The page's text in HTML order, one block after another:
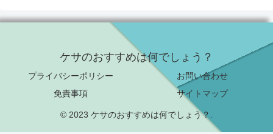
ケサのおすすめは何でしょう？
プライバシーポリシー
お問い合わせ
免責事項
サイトマップ
© 2023 ケサのおすすめは何でしょう？.